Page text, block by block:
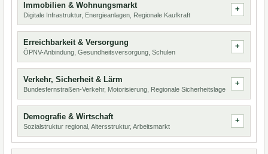
Immobilien & Wohnungsmarkt
Digitale Infrastruktur, Energieanlagen, Regionale Kaufkraft
Erreichbarkeit & Versorgung
ÖPNV-Anbindung, Gesundheitsversorgung, Schulen
Verkehr, Sicherheit & Lärm
Bundesfernstraßen-Verkehr, Motorisierung, Regionale Sicherheitslage
Demografie & Wirtschaft
Sozialstruktur regional, Altersstruktur, Arbeitsmarkt